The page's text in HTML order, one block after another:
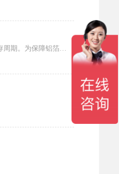
防潮铝箔袋是食品、电子、化工等行业常用的包装材料，具备阻隔水汽、避光、密封防护的作用，产品质量直接影响包装物的储存效果与保存周期。为保障铝箔袋的防潮性能与使用品质，需在原料筛选、生...